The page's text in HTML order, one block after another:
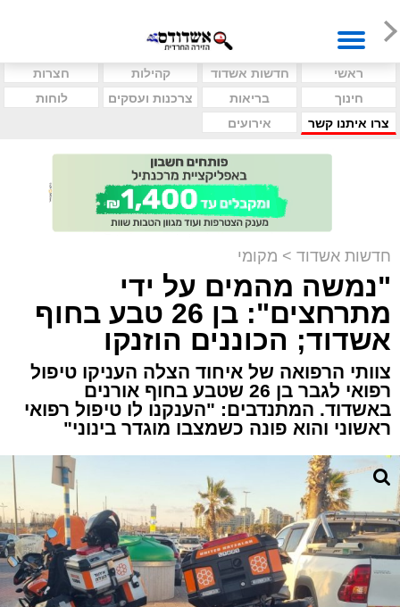
ראשי חדשות אשדוד קהילות
חצרות
חינוך
בריאות צרכנות ועסקים
לוחות
צרו איתנו קשר
אירועים
חדשות אשדוד > מקומי
"נמשה מהמים על ידי
מתרחצים": בן 26 טבע בחוף
אשדוד; הכוננים הוזנקו
צוותי הרפואה של איחוד הצלה העניקו טיפול
רפואי לגבר בן 26 שטבע בחוף אורנים
באשדוד. המתנדבים: "הענקנו לו טיפול רפואי
ראשוני והוא פונה כשמצבו מוגדר בינוני"